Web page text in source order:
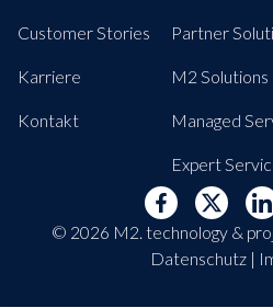
Customer Stories
Karriere
Kontakt
Partner
M2 Solutions
Managed
Expert
© 2026 M2. technology &
Datenschutz|